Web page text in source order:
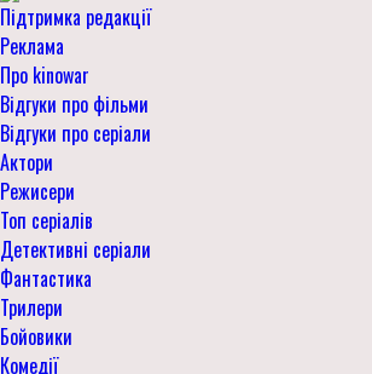
Підтримка редакції
Реклама
Про kinowar
Відгуки про фільми
Відгуки про серіали
Актори
Режисери
Топ серіалів
Детективні серіали
Фантастика
Трилери
Бойовики
Комедії